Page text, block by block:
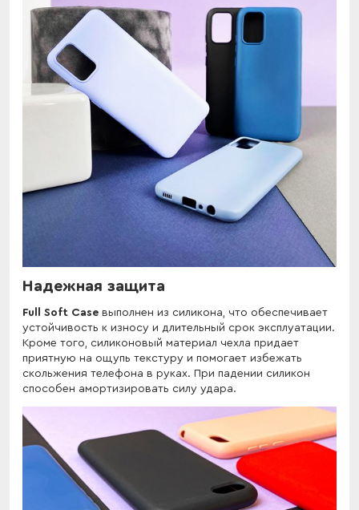
Надежная защита
Full Soft Case выполнен из силикона, что обеспечивает
устойчивость к износу и длительный срок эксплуатации.
Кроме того, силиконовый материал чехла придает
приятную на ощупь текстуру и помогает избежать
скольжения телефона в руках. При падении силикон
способен амортизировать силу удара.